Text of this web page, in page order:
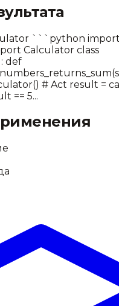
```python
Calculator class
def
# Act result =
== 5...